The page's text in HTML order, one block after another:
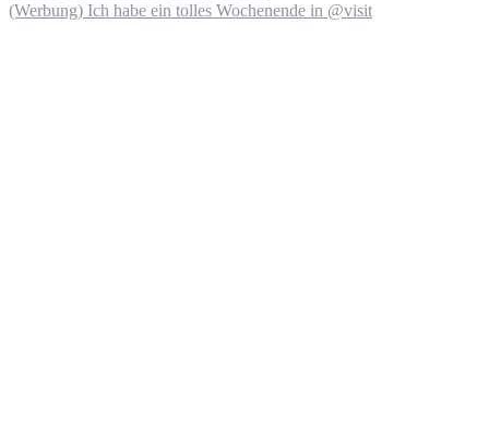
(Werbung) Ich habe ein tolles Wochenende in @visit